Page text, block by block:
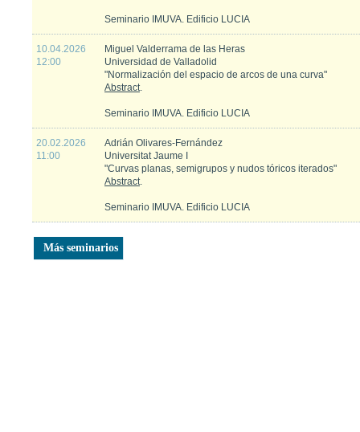
Seminario IMUVA. Edificio LUCIA
10.04.2026
12:00
Miguel Valderrama de las Heras
Universidad de Valladolid
"Normalización del espacio de arcos de una curva"
Abstract.
Seminario IMUVA. Edificio LUCIA
20.02.2026
11:00
Adrián Olivares-Fernández
Universitat Jaume I
"Curvas planas, semigrupos y nudos tóricos iterados"
Abstract.
Seminario IMUVA. Edificio LUCIA
Más seminarios